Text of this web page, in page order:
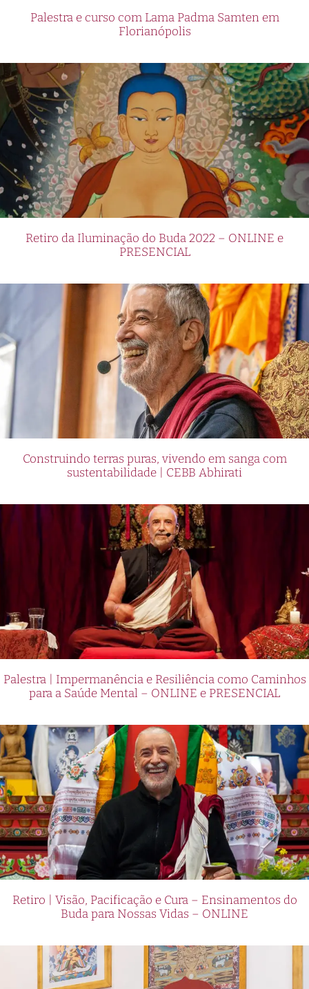
Palestra e curso com Lama Padma Samten em
Florianópolis
Retiro da Iluminação do Buda 2022 – ONLINE e
PRESENCIAL
Construindo terras puras, vivendo em sanga com
sustentabilidade | CEBB Abhirati
Palestra | Impermanência e Resiliência como Caminhos
para a Saúde Mental – ONLINE e PRESENCIAL
Retiro | Visão, Pacificação e Cura – Ensinamentos do
Buda para Nossas Vidas – ONLINE